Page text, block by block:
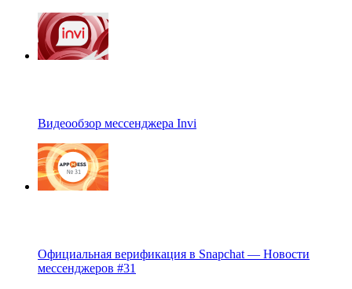
Видеообзор мессенджера Invi
Официальная верификация в Snapchat — Новости
мессенджеров #31